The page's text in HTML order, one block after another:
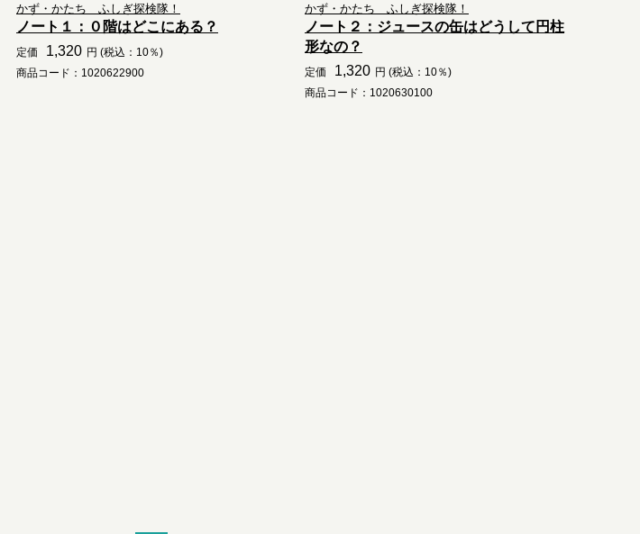
かず・かたち ふしぎ探検隊！
ノート１：０階はどこにある？
定価 1,320 円 (税込：10％)
商品コード：1020622900
かず・かたち ふしぎ探検隊！
ノート２：ジュースの缶はどうして円柱
形なの？
定価 1,320 円 (税込：10％)
商品コード：1020630100